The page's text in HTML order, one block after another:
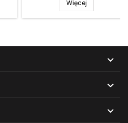
Więcej


